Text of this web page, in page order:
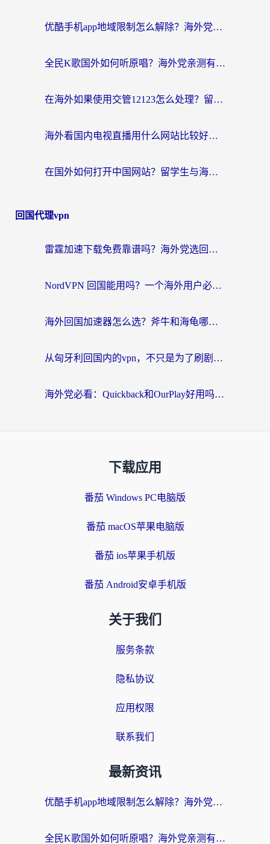
优酷手机app地域限制怎么解除？海外党亲测有效的追剧方案
全民K歌国外如何听原唱？海外党亲测有效的回国加速器选择指南
在海外如果使用交管12123怎么处理？留学生亲测有效的回国加速方案
海外看国内电视直播用什么网站比较好？一篇解决你所有追剧难题的实用指南
在国外如何打开中国网站？留学生与海外华人的无缝访问指南
回国代理vpn
雷霆加速下载免费靠谱吗？海外党选回国加速器的避坑指南（附热门工具对比）
NordVPN 回国能用吗？一个海外用户必须面对的真实困境
海外回国加速器怎么选？斧牛和海龟哪个好？一篇帮你避开坑的实用指南
从匈牙利回国内的vpn，不只是为了刷剧那么简单
海外党必看：Quickback和OurPlay好用吗？3分钟选对回国加速器，无缝刷剧玩游戏
下载应用
番茄 Windows PC电脑版
番茄 macOS苹果电脑版
番茄 ios苹果手机版
番茄 Android安卓手机版
关于我们
服务条款
隐私协议
应用权限
联系我们
最新资讯
优酷手机app地域限制怎么解除？海外党亲测有效的追剧方案
全民K歌国外如何听原唱？海外党亲测有效的回国加速器选择指南